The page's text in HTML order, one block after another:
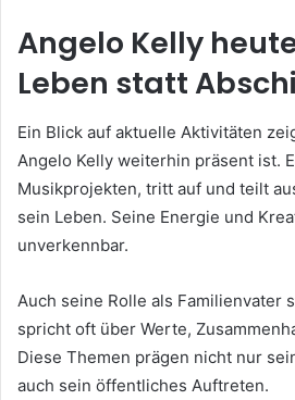
Angelo Kelly
Leben statt
Ein Blick auf aktuelle Aktivitäten
Angelo Kelly weiterhin präsent ist.
Musikprojekten, tritt auf und teilt
sein Leben. Seine Energie und
unverkennbar.
Auch seine Rolle als Familienvater
spricht oft über Werte,
Diese Themen prägen nicht nur
auch sein öffentliches Auftreten.